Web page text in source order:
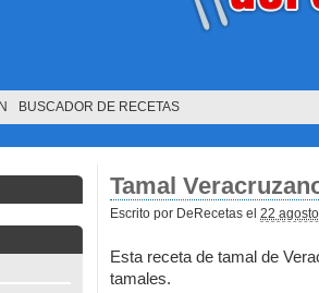
BUSCADOR DE RECETAS
Tamal
Escrito por DeRecetas el 22
Esta receta de tamal de
tamales.